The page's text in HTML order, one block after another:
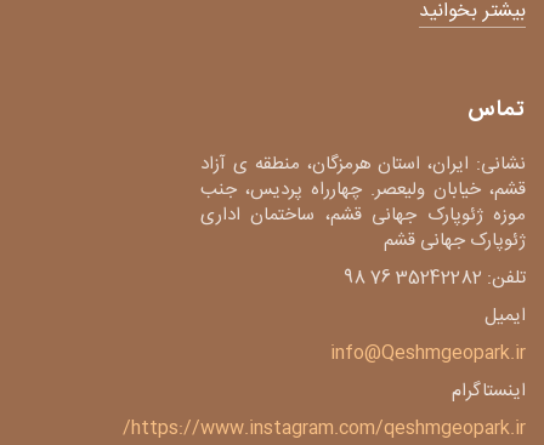
بیشتر بخوانید
تماس
نشانی: ایران، استان هرمزگان، منطقه ی آزاد
قشم، خیابان ولیعصر. چهارراه پردیس، جنب
موزه ژئوپارک جهانی قشم، ساختمان اداری
ژئوپارک جهانی قشم
تلفن: 35242282 76 98
ایمیل
info@Qeshmgeopark.ir
اینستاگرام
https://www.instagram.com/qeshmgeopark.ir/